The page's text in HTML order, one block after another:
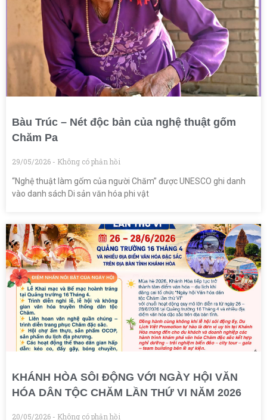
Bàu Trúc – Nét độc bản của nghệ thuật gốm
Chăm Pa
29/05/2026 Không có phản hồi
“Nghệ thuật làm gốm của người Chăm” được UNESCO ghi danh
vào danh sách Di sản văn hóa phi vật
KHÁNH HÒA SÔI ĐỘNG VỚI NGÀY HỘI VĂN
HÓA DÂN TỘC CHĂM LẦN THỨ VI NĂM 2026
20/05/2026 Không có phản hồi